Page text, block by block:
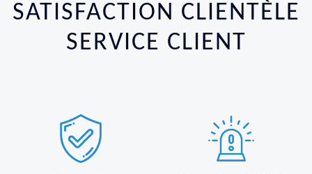
SATISFACTION CLIENTÈLE
SERVICE CLIENT